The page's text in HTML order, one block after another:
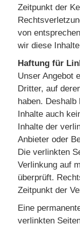
Zeitpunkt der
von
wir diese
Haftung für
Unser Angebot
Dritter, auf
haben.
Inhalte auch
Inhalte der
Anbieter oder
Die verlinkten
Verlinkung auf
überprüft.
Zeitpunkt der
Eine
verlinkten